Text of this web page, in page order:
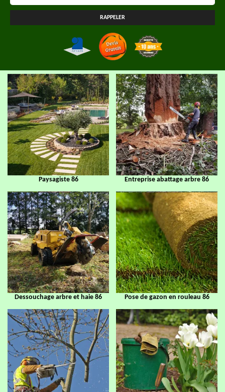
Paysagiste 86 Entreprise abattage arbre 86
Dessouchage arbre et haie 86 Pose de gazon en rouleau 86